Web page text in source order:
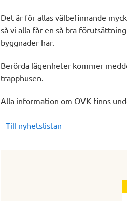
Det är för allas välbefinnande
så vi alla får en så bra
byggnader har.
Berörda lägenheter kommer
trapphusen.
Alla information om OVK finns
Till nyhetslistan